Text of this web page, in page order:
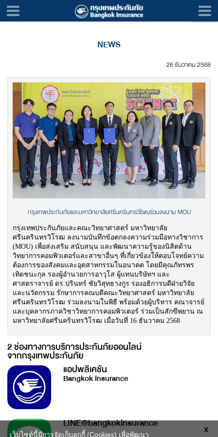
NEWS
26 ธันวาคม 2568
กรุงเทพประกันภัยและมหาวิทยาลัยศรีนครินทรวิโรฒร่วมลงนาม MOU
กรุงเทพประกันภัยและคณะวิทยาศาสตร์ มหาวิทยาลัย
ศรีนครินทรวิโรฒ ลงนามบันทึกข้อตกลงความร่วมมือทางวิชาการ
(MOU) เพื่อส่งเสริม สนับสนุน และพัฒนาความรู้ของนิสิตด้าน
วิทยาการคอมพิวเตอร์และสาขาอื่นๆ ที่เกี่ยวข้องให้ตอบโจทย์ความ
ต้องการของสังคมและอุตสาหกรรมในอนาคต โดยมีคุณภัทรพร
เทิดชนะกุล รองผู้อำนวยการอาวุโส ผู้แทนบริษัทฯ และ
ศาสตราจารย์ ดร.ปรินทร์ ชัยวิสุทธางกูร รองอธิการบดีฝ่ายวิจัย
และนวัตกรรม รักษาการคณบดีคณะวิทยาศาสตร์ มหาวิทยาลัย
ศรีนครินทรวิโรฒ ร่วมลงนามในพิธี พร้อมด้วยผู้บริหาร คณาจารย์
และบุคลากรภาควิชาวิทยาการคอมพิวเตอร์ ร่วมเป็นสักขีพยาน ณ
มหาวิทยาลัยศรีนครินทรวิโรฒ เมื่อวันที่ 16 ธันวาคม 2568
2 ช่องทางการบริการประกันภัยออนไลน์
จากกรุงเทพประกันภัย
แอปพลิเคชัน
Bangkok Insurance
LINE@bangkokinsurance X
เว็บไซต์นี้มีการจัดเก็บคุกกี้ (Cookies) เพื่อพัฒนา